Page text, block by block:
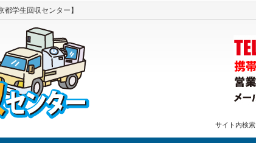
都学生回収センター】
サイト内検索